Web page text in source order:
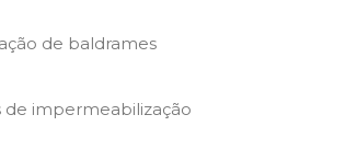
de baldrames
de impermeabilização